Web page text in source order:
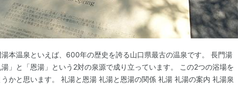
本温泉といえば、600年の歴史を誇る山口県最古の温泉です。 長門湯
」と「恩湯」という2対の泉源で成り立っています。 この2つの浴場を
かと思います。 礼湯と恩湯 礼湯と恩湯の関係 礼湯 礼湯の案内 礼湯泉